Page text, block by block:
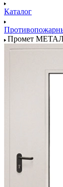
Каталог
Промет